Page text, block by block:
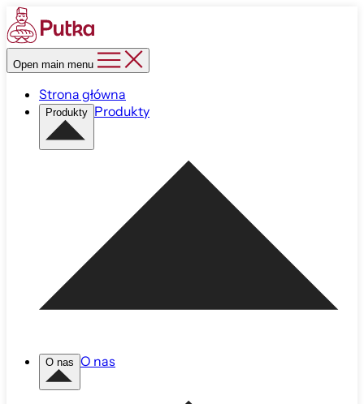
Open main menu
Strona główna
Produkty Produkty
O nas O nas